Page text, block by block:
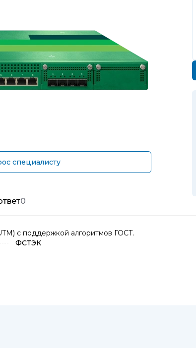
специалисту
0
с поддержкой алгоритмов ГОСТ.
ФСТЭК